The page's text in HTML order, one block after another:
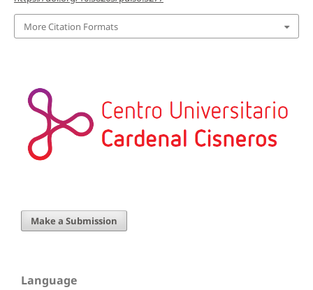
More Citation Formats
Make a Submission
Language